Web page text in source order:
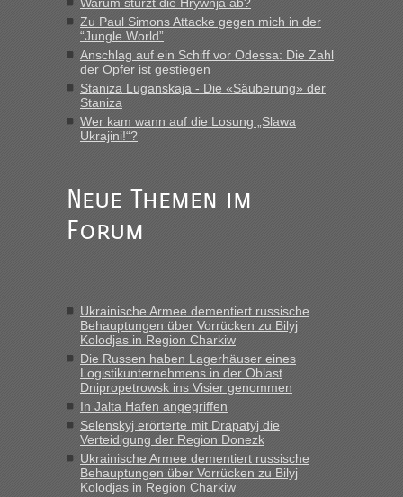
Fahrkarten kaufen. Zumindest ist es die erste Umsteigefreie
Verbindung von Deutschland...“
Recht, Visa und Dokumente • Re: Deklaration
gebrauchter Kleidung beim Zoll
„Vielen Dank, mit einem Briefchen meiner Frau im Gepäck
gab es keine Probleme“
fast 11 Milliarden aufgedeckt
„Am besten wäre natürlich, wenn die Frau mit dabei ist.
Alleinreisende Männer stehen schließlich immer unter
Milliarden aufgedeckt
„Kein Zoll. Du musst an sich nur sagen dass das privat ist
und du nicht damit handeln willst. So lange das nicht
Originalverpackt ist und ersichlich das nicht neu sollte es
keine Probleme geben“
Recht, Visa und Dokumente • Deklaration
gebrauchter Kleidung beim Zoll
„Hallo Leute, ich weiß nicht, ob ich hier richtig bin mit meiner
Anfrage. Ich möchte 4 Umzugskartons mit gebrauchter
Zu Paul Simons Attacke gegen mich in der
“Jungle World”
Anschlag auf ein Schiff vor Odessa: Die Zahl
der Opfer ist gestiegen
Staniza Luganskaja - Die «Säuberung» der
Staniza
Wer kam wann auf die Losung „Slawa
Ukrajini!“?
Neue Themen im
Forum
Ukrainische Armee dementiert russische
Behauptungen über Vorrücken zu Bilyj
Kolodjas in Region Charkiw
Die Russen haben Lagerhäuser eines
Logistikunternehmens in der Oblast
Dnipropetrowsk ins Visier genommen
In Jalta Hafen angegriffen
Selenskyj erörterte mit Drapatyj die
Verteidigung der Region Donezk
Ukrainische Armee dementiert russische
Behauptungen über Vorrücken zu Bilyj
Kolodjas in Region Charkiw